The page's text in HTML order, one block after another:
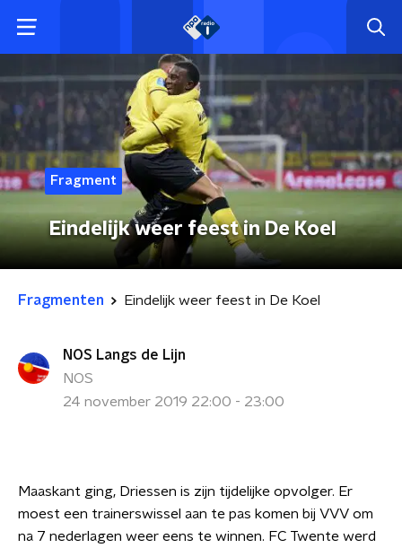
Fragment
Eindelijk weer feest in De Koel
Fragmenten Eindelijk weer feest in De Koel
NOS Langs de Lijn
NOS
24 november 2019 22:00 - 23:00
Maaskant ging, Driessen is zijn tijdelijke opvolger. Er
moest een trainerswissel aan te pas komen bij VVV om
na 7 nederlagen weer eens te winnen. FC Twente werd